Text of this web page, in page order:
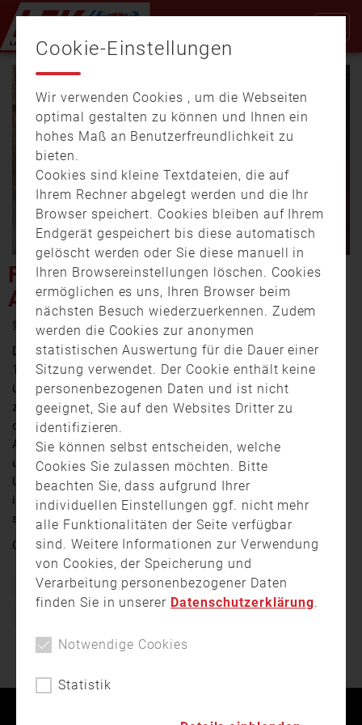
Video
FEUERWEHR-ERLEBNISWELT
AUF DER THERESIENWIESE
18. April 2016 14:34
Die Freiwillige Feuerwehr in München feiert heuer ihr
150jähriges Jubiläum. Mit zahlreichen Veranstaltungen
über das Jahr verteilt, wird dieser runde Geburtstag
zelebriert. Den Auftakt macht an diesem Wochenende
das „Firetage Festival
Am Samstag und Sonntag wird Kindern, Jugendlichen
und Erwachsenen eine wahre Erlebniswelt geboten.
Unter anderem mit einer großen Aktionsfläche auf der
im Stundenrhythmus spektakuläre Vorstellungen
stattfinden.
Quelle:muenchen.tv
Festival Feuerwehr Firetage Igl München
Impressum Datenschutz
Cookie-Einstellungen
Wir verwenden Cookies , um die Webseiten
optimal gestalten zu können und Ihnen ein
hohes Maß an Benutzerfreundlichkeit zu
bieten.
Cookies sind kleine Textdateien, die auf
Ihrem Rechner abgelegt werden und die Ihr
Browser speichert. Cookies bleiben auf Ihrem
Endgerät gespeichert bis diese automatisch
gelöscht werden oder Sie diese manuell in
Ihren Browsereinstellungen löschen. Cookies
ermöglichen es uns, Ihren Browser beim
nächsten Besuch wiederzuerkennen. Zudem
werden die Cookies zur anonymen
statistischen Auswertung für die Dauer einer
Sitzung verwendet. Der Cookie enthält keine
personenbezogenen Daten und ist nicht
geeignet, Sie auf den Websites Dritter zu
identifizieren.
Sie können selbst entscheiden, welche
Cookies Sie zulassen möchten. Bitte
beachten Sie, dass aufgrund Ihrer
individuellen Einstellungen ggf. nicht mehr
alle Funktionalitäten der Seite verfügbar
sind. Weitere Informationen zur Verwendung
von Cookies, der Speicherung und
Verarbeitung personenbezogener Daten
finden Sie in unserer Datenschutzerklärung.
Notwendige Cookies
Statistik